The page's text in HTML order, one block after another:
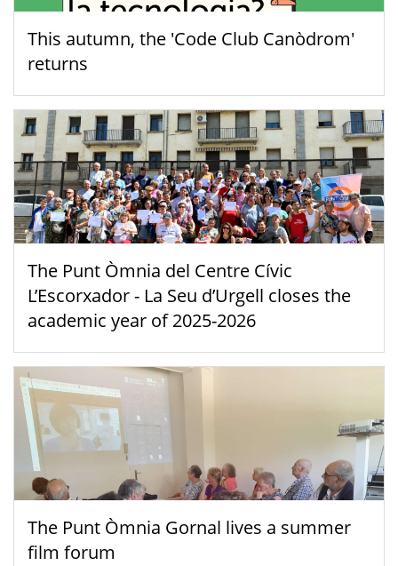
This autumn, the 'Code Club Canòdrom'
returns
The Punt Òmnia del Centre Cívic
L’Escorxador - La Seu d’Urgell closes the
academic year of 2025-2026
The Punt Òmnia Gornal lives a summer
film forum